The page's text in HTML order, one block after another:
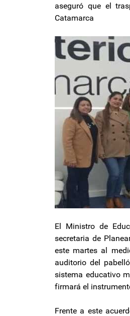
aseguró que el
Catamarca
El Ministro de
secretaria de
este martes al
auditorio del
sistema educativo
firmará el
Frente a este